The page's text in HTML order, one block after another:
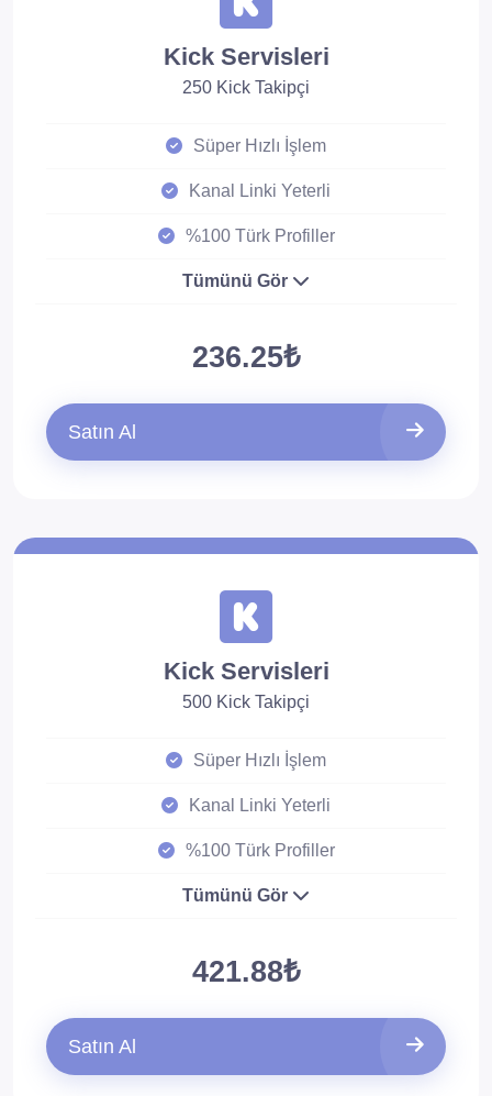
Kick Servisleri
250 Kick Takipçi
Süper Hızlı İşlem
Kanal Linki Yeterli
%100 Türk Profiller
Tümünü Gör
236.25₺
Satın Al
Kick Servisleri
500 Kick Takipçi
Süper Hızlı İşlem
Kanal Linki Yeterli
%100 Türk Profiller
Tümünü Gör
421.88₺
Satın Al